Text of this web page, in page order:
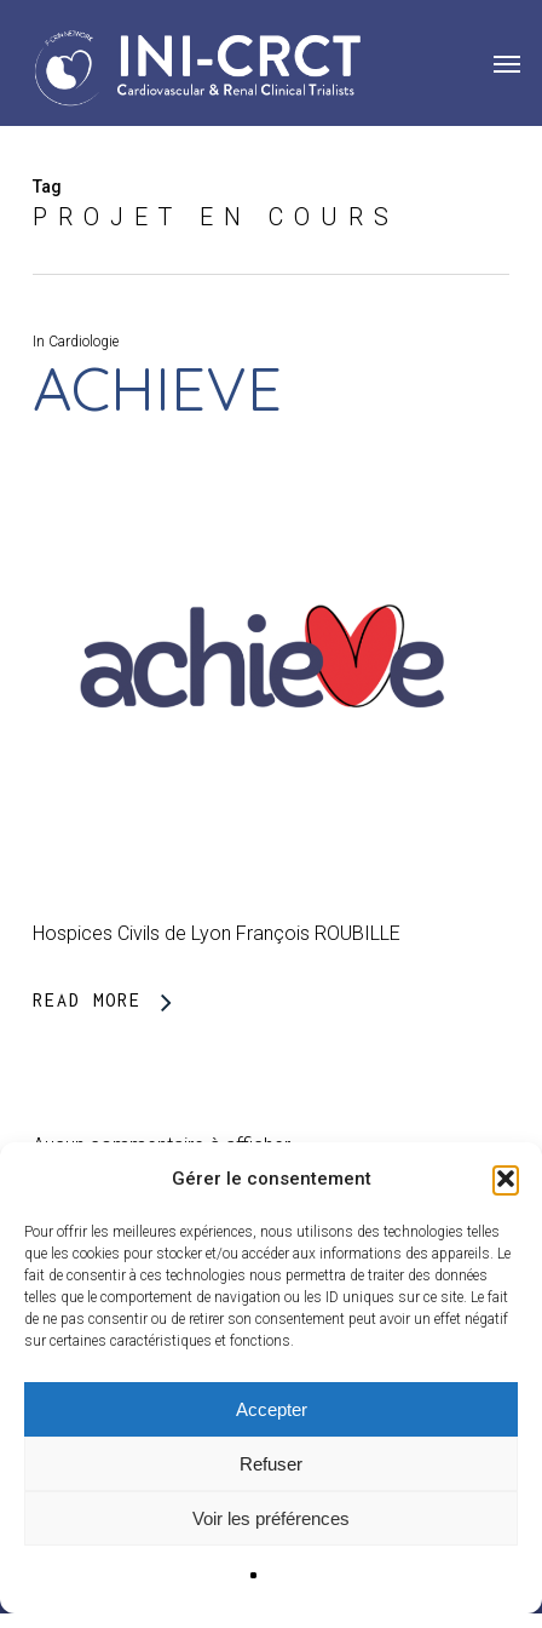
Gérer le consentement
Pour offrir les meilleures expériences, nous utilisons des technologies telles
que les cookies pour stocker et/ou accéder aux informations des appareils. Le
fait de consentir à ces technologies nous permettra de traiter des données
telles que le comportement de navigation ou les ID uniques sur ce site. Le fait
de ne pas consentir ou de retirer son consentement peut avoir un effet négatif
sur certaines caractéristiques et fonctions.
Accepter
Refuser
Voir les préférences
main
content
Tag
PROJET EN COURS
In Cardiologie
ACHIEVE
Hospices Civils de Lyon François ROUBILLE
READ MORE
Aucun commentaire à afficher.
© 2026 INI-CRCT – Réseau de recherche cardiovasculaire et rénale visant à